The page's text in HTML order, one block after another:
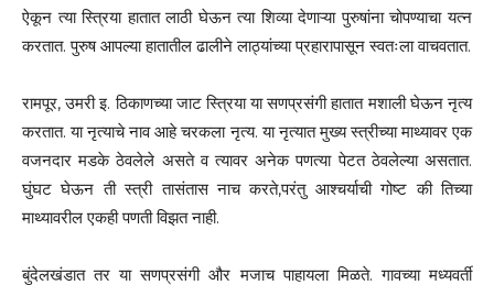
ऐकून त्या स्त्रिया हातात लाठी घेऊन त्या शिव्या देणाऱ्या पुरुषांना चोपण्याचा यत्न
करतात. पुरुष आपल्या हातातील ढालीने लाठ्यांच्या प्रहारापासून स्वतःला वाचवतात.
रामपूर, उमरी इ. ठिकाणच्या जाट स्त्रिया या सणप्रसंगी हातात मशाली घेऊन नृत्य
करतात. या नृत्याचे नाव आहे चरकला नृत्य. या नृत्यात मुख्य स्त्रीच्या माथ्यावर एक
वजनदार मडके ठेवलेले असते व त्यावर अनेक पणत्या पेटत ठेवलेल्या असतात.
घुंघट घेऊन ती स्त्री तासंतास नाच करते,परंतु आश्चर्याची गोष्ट की तिच्या
माथ्यावरील एकही पणती विझत नाही.
बुंदेलखंडात तर या सणप्रसंगी और मजाच पाहायला मिळते. गावच्या मध्यवर्ती